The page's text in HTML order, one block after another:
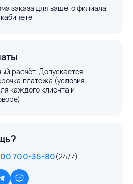
заказа для вашего филиала
расчёт. Допускается
платежа (условия
каждого клиента и
700-35-80(24/7)